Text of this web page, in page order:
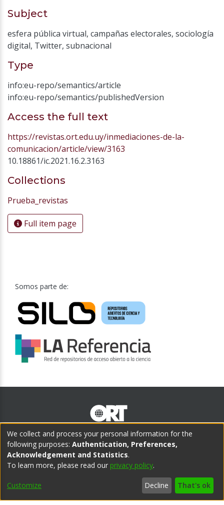
Subject
esfera pública virtual, campañas electorales, sociología
digital, Twitter, subnacional
Type
info:eu-repo/semantics/article
info:eu-repo/semantics/publishedVersion
Access the full text
https://revistas.ort.edu.uy/inmediaciones-de-la-
comunicacion/article/view/3163
10.18861/ic.2021.16.2.3163
Collections
Prueba_revistas
Full item page
Somos parte de:
Teléfono central:
(598) 2902 1505
Cuareim 1451, Montevideo,
Uruguay
CAMPUS POCITOS
Bvar. España 2633, Montevideo,
Uruguay
We collect and process your personal information for the
following purposes: Authentication, Preferences,
Acknowledgement and Statistics.
To learn more, please read our privacy policy.
Customize Decline That's ok